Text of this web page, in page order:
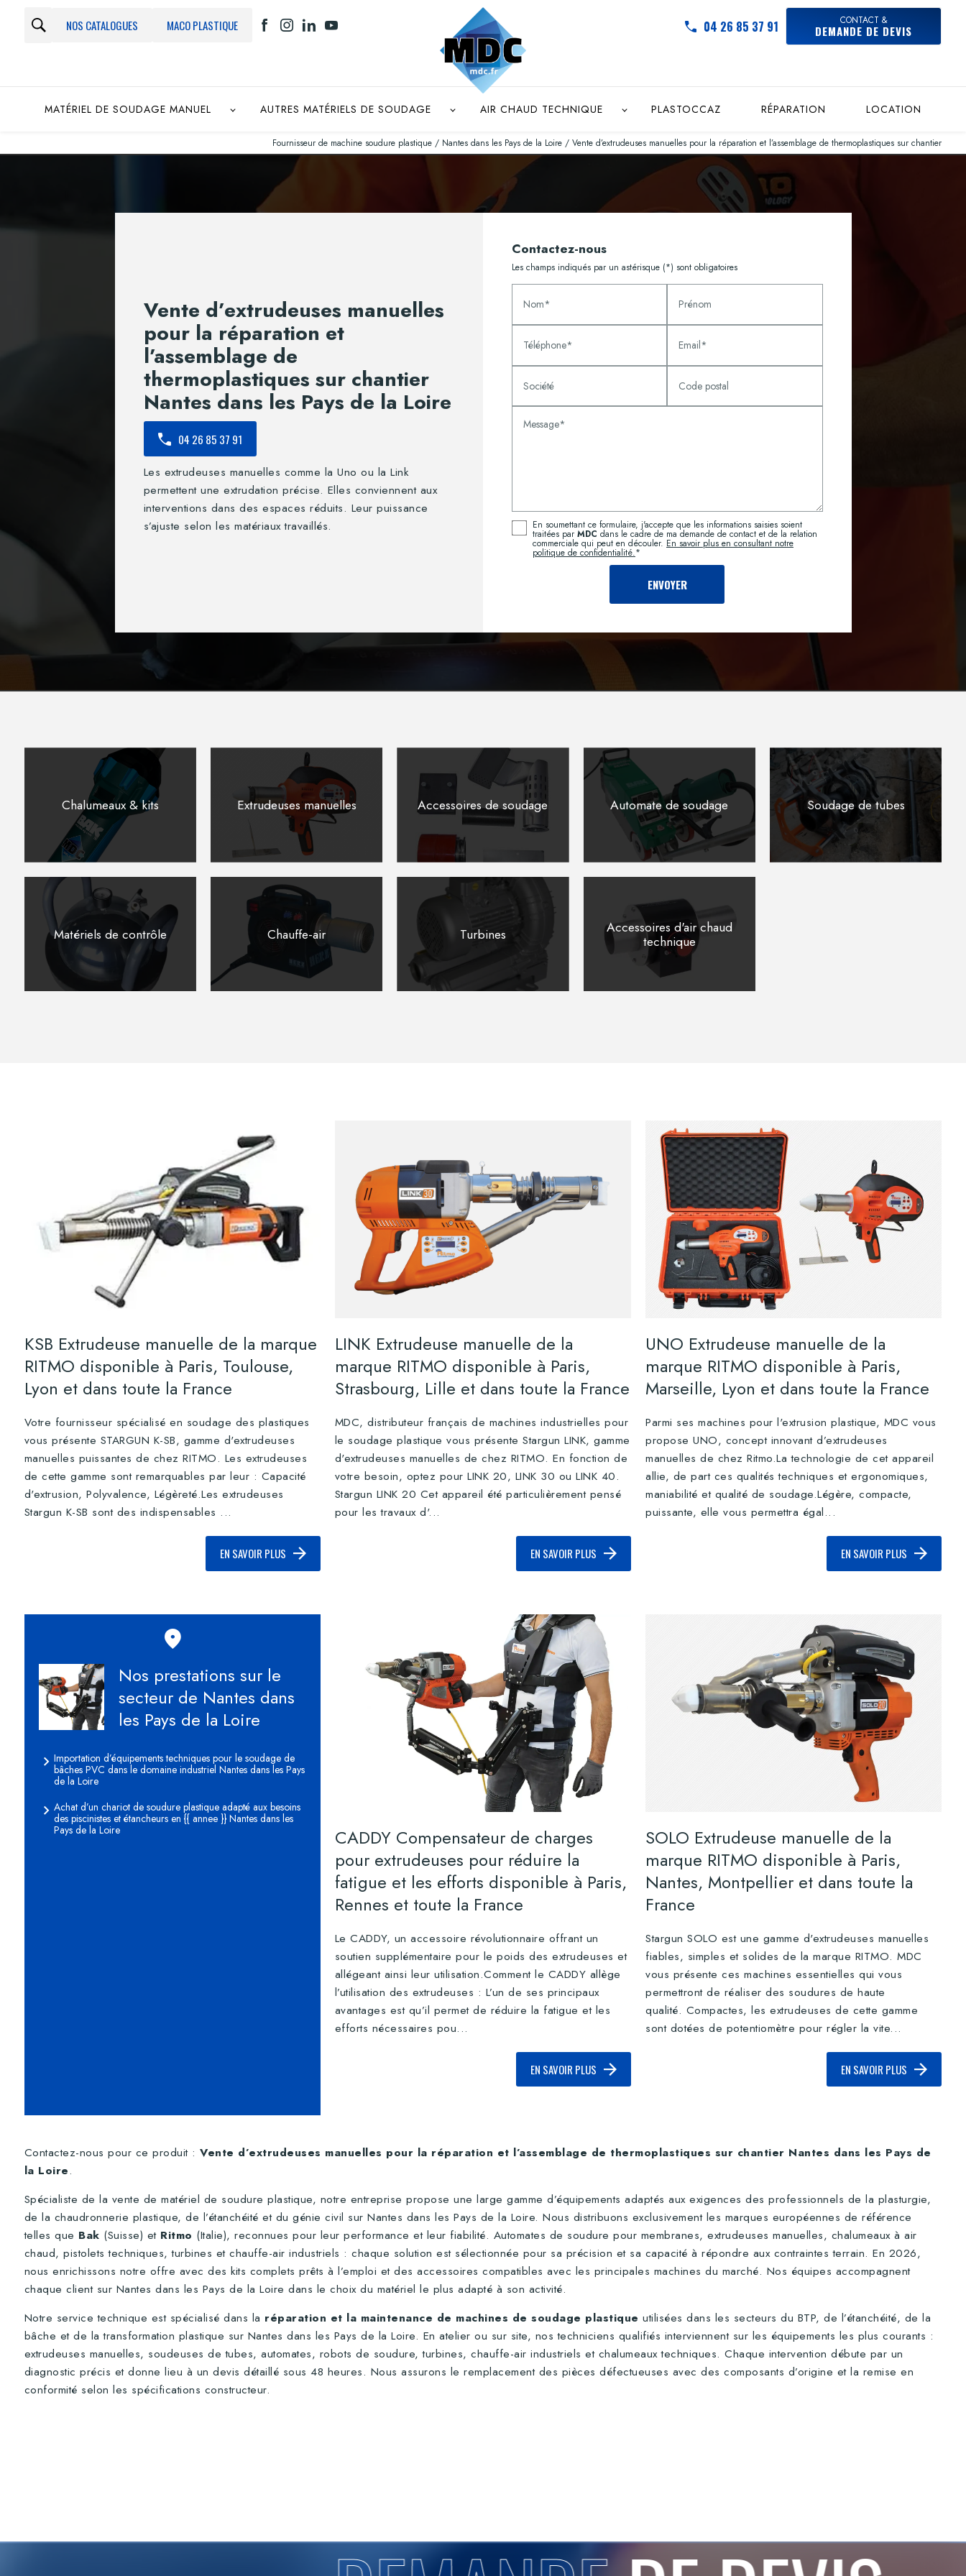
NOS CATALOGUES MACO PLASTIQUE 04 26 85 37 91 CONTACT &
DEMANDE DE DEVIS
MATÉRIEL DE SOUDAGE MANUEL AUTRES MATÉRIELS DE SOUDAGE AIR CHAUD TECHNIQUE PLASTOCCAZ RÉPARATION LOCATION
Fournisseur de machine soudure plastique / Nantes dans les Pays de la Loire / Vente d’extrudeuses manuelles pour la réparation et l’assemblage de thermoplastiques sur chantier
Vente d’extrudeuses manuelles
pour la réparation et
l’assemblage de
thermoplastiques sur chantier
Nantes dans les Pays de la Loire
04 26 85 37 91
Les extrudeuses manuelles comme la Uno ou la Link
permettent une extrudation précise. Elles conviennent aux
interventions dans des espaces réduits. Leur puissance
s’ajuste selon les matériaux travaillés.
Contactez-nous
Les champs indiqués par un astérisque (*) sont obligatoires
Nom* Prénom
Téléphone* Email*
Société Code postal
Message*
En soumettant ce formulaire, j'accepte que les informations saisies soient
traitées par MDC dans le cadre de ma demande de contact et de la relation
commerciale qui peut en découler. En savoir plus en consultant notre
politique de confidentialité.*
Chalumeaux & kits Extrudeuses manuelles Accessoires de soudage Automate de soudage Soudage de tubes
Matériels de contrôle Chauffe-air Turbines Accessoires d'air chaud
technique
KSB Extrudeuse manuelle de la marque
RITMO disponible à Paris, Toulouse,
Lyon et dans toute la France
Votre fournisseur spécialisé en soudage des plastiques
vous présente STARGUN K-SB, gamme d'extrudeuses
manuelles puissantes de chez RITMO. Les extrudeuses
de cette gamme sont remarquables par leur : Capacité
d'extrusion, Polyvalence, Légèreté.Les extrudeuses
Stargun K-SB sont des indispensables ...
EN SAVOIR PLUS
LINK Extrudeuse manuelle de la
marque RITMO disponible à Paris,
Strasbourg, Lille et dans toute la France
MDC, distributeur français de machines industrielles pour
le soudage plastique vous présente Stargun LINK, gamme
d'extrudeuses manuelles de chez RITMO. En fonction de
votre besoin, optez pour LINK 20, LINK 30 ou LINK 40.
Stargun LINK 20 Cet appareil été particulièrement pensé
pour les travaux d'...
EN SAVOIR PLUS
UNO Extrudeuse manuelle de la
marque RITMO disponible à Paris,
Marseille, Lyon et dans toute la France
Parmi ses machines pour l'extrusion plastique, MDC vous
propose UNO, concept innovant d’extrudeuses
manuelles de chez Ritmo.La technologie de cet appareil
allie, de part ces qualités techniques et ergonomiques,
maniabilité et qualité de soudage.Légère, compacte,
puissante, elle vous permettra égal...
EN SAVOIR PLUS
Nos prestations sur le
secteur de Nantes dans
les Pays de la Loire
Importation d’équipements techniques pour le soudage de
bâches PVC dans le domaine industriel Nantes dans les Pays
de la Loire
Achat d’un chariot de soudure plastique adapté aux besoins
des piscinistes et étancheurs en {{ annee }} Nantes dans les
Pays de la Loire
CADDY Compensateur de charges
pour extrudeuses pour réduire la
fatigue et les efforts disponible à Paris,
Rennes et toute la France
Le CADDY, un accessoire révolutionnaire offrant un
soutien supplémentaire pour le poids des extrudeuses et
allégeant ainsi leur utilisation.Comment le CADDY allège
l’utilisation des extrudeuses : L’un de ses principaux
avantages est qu’il permet de réduire la fatigue et les
efforts nécessaires pou...
EN SAVOIR PLUS
SOLO Extrudeuse manuelle de la
marque RITMO disponible à Paris,
Nantes, Montpellier et dans toute la
France
Stargun SOLO est une gamme d'extrudeuses manuelles
fiables, simples et solides de la marque RITMO. MDC
vous présente ces machines essentielles qui vous
permettront de réaliser des soudures de haute
qualité. Compactes, les extrudeuses de cette gamme
sont dotées de potentiomètre pour régler la vite...
EN SAVOIR PLUS
Contactez-nous pour ce produit :Vente d’extrudeuses manuelles pour la réparation et l’assemblage de thermoplastiques sur chantier Nantes dans les Pays de
la Loire.
Spécialiste de la vente de matériel de soudure plastique, notre entreprise propose une large gamme d’équipements adaptés aux exigences des professionnels de la plasturgie,
de la chaudronnerie plastique, de l’étanchéité et du génie civil sur Nantes dans les Pays de la Loire. Nous distribuons exclusivement les marques européennes de référence
telles que Bak (Suisse) et Ritmo (Italie), reconnues pour leur performance et leur fiabilité. Automates de soudure pour membranes, extrudeuses manuelles, chalumeaux à air
chaud, pistolets techniques, turbines et chauffe-air industriels : chaque solution est sélectionnée pour sa précision et sa capacité à répondre aux contraintes terrain. En 2026,
nous enrichissons notre offre avec des kits complets prêts à l’emploi et des accessoires compatibles avec les principales machines du marché. Nos équipes accompagnent
chaque client sur Nantes dans les Pays de la Loire dans le choix du matériel le plus adapté à son activité.
Notre service technique est spécialisé dans la réparation et la maintenance de machines de soudage plastique utilisées dans les secteurs du BTP, de l’étanchéité, de la
bâche et de la transformation plastique sur Nantes dans les Pays de la Loire. En atelier ou sur site, nos techniciens qualifiés interviennent sur les équipements les plus courants :
extrudeuses manuelles, soudeuses de tubes, automates, robots de soudure, turbines, chauffe-air industriels et chalumeaux techniques. Chaque intervention débute par un
diagnostic précis et donne lieu à un devis détaillé sous 48 heures. Nous assurons le remplacement des pièces défectueuses avec des composants d’origine et la remise en
conformité selon les spécifications constructeur.